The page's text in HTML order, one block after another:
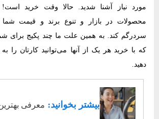
مورد نیاز آشنا شدید. حالا وقت خرید
محصولات در بازار و تنوع برند و قیمت
سردرگم کند. به همین علت ما چند پکیج برای
که با خرید هر یک از آنها می‌توانید کارتان را
دهید.
بیشتر بخوانید: معرفی